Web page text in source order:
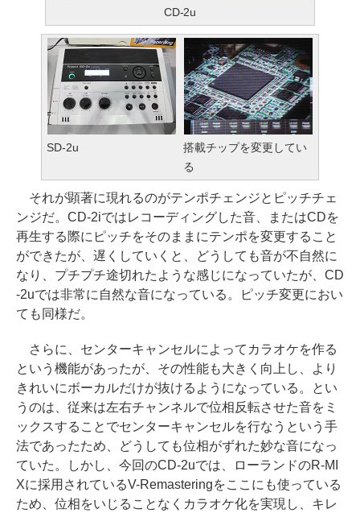
CD-2u
SD-2u
搭載チップを変更してい
る
それが顕著に現れるのがテンポチェンジとピッチチェ
ンジだ。CD-2iではレコーディングした音、またはCDを
再生する際にピッチをそのままにテンポを変更すること
ができたが、遅くしていくと、どうしても音が不自然に
なり、プチプチ途切れたような感じになっていたが、CD
-2uでは非常に自然な音になっている。ピッチ変更におい
ても同様だ。
さらに、センターキャンセルによってカラオケを作る
という機能があったが、その性能も大きく向上し、より
きれいにボーカルだけが抜けるようになっている。とい
うのは、従来は左右チャンネルで位相反転させた音をミ
ックスすることでセンターキャンセルを行なうという手
法であったため、どうしても位相がずれた妙な音になっ
ていた。しかし、今回のCD-2uでは、ローランドのR-MI
Xに採用されているV-Remasteringをここにも使っている
ため、位相をいじることなくカラオケ化を実現し、キレ